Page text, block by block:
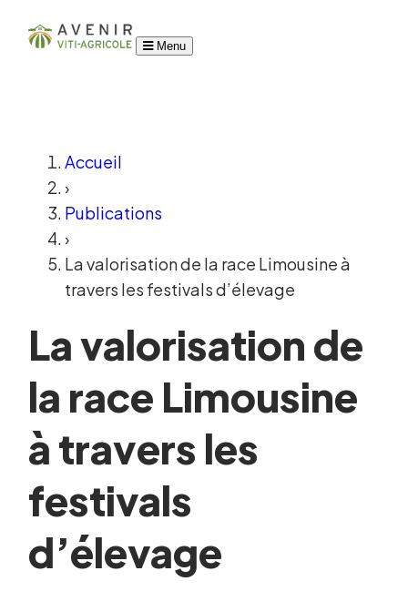
Menu
Accueil
›
Publications
›
La valorisation de la race Limousine à
travers les festivals d’élevage
La valorisation de
la race Limousine
à travers les
festivals
d’élevage